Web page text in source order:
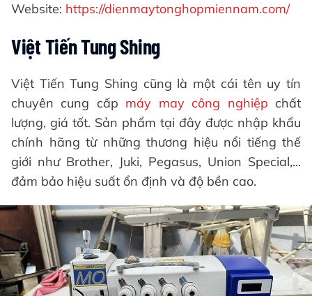
Website: https://dienmaytonghopmiennam.com/
Việt Tiến Tung Shing
Việt Tiến Tung Shing cũng là một cái tên uy tín
chuyên cung cấp máy may công nghiệp chất
lượng, giá tốt. Sản phẩm tại đây được nhập khẩu
chính hãng từ những thương hiệu nổi tiếng thế
giới như Brother, Juki, Pegasus, Union Special,...
đảm bảo hiệu suất ổn định và độ bền cao.